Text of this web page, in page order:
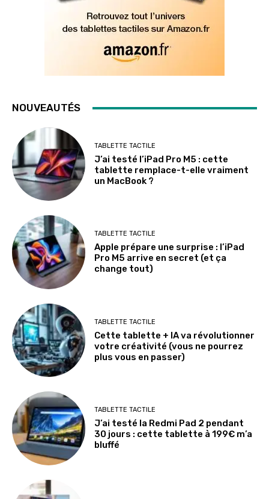
NOUVEAUTÉS
TABLETTE TACTILE
J’ai testé l’iPad Pro M5 : cette
tablette remplace-t-elle vraiment
un MacBook ?
TABLETTE TACTILE
Apple prépare une surprise : l’iPad
Pro M5 arrive en secret (et ça
change tout)
TABLETTE TACTILE
Cette tablette + IA va révolutionner
votre créativité (vous ne pourrez
plus vous en passer)
TABLETTE TACTILE
J’ai testé la Redmi Pad 2 pendant
30 jours : cette tablette à 199€ m’a
bluffé